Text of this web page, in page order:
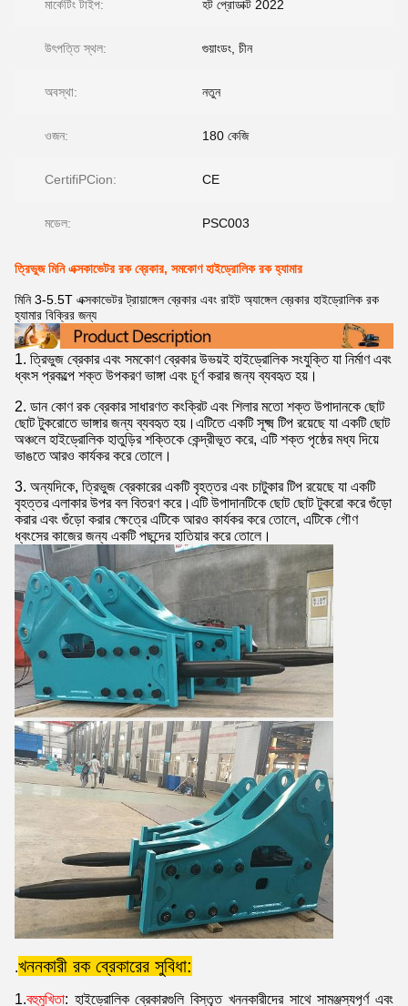
মার্কেটিং টাইপ: হট প্রোডাক্ট 2022
উৎপত্তি স্থল: গুয়াংডং, চীন
অবস্থা: নতুন
ওজন: 180 কেজি
CertifiPCion: CE
মডেল: PSC003
ত্রিভুজ মিনি এক্সকাভেটর রক ব্রেকার, সমকোণ হাইড্রোলিক রক হ্যামার
মিনি 3-5.5T এক্সকাভেটর ট্রায়াঙ্গেল ব্রেকার এবং রাইট অ্যাঙ্গেল ব্রেকার হাইড্রোলিক রক
হ্যামার বিক্রির জন্য
1. ত্রিভুজ ব্রেকার এবং সমকোণ ব্রেকার উভয়ই হাইড্রোলিক সংযুক্তি যা নির্মাণ এবং
ধ্বংস প্রকল্পে শক্ত উপকরণ ভাঙ্গা এবং চূর্ণ করার জন্য ব্যবহৃত হয়।
2. ডান কোণ রক ব্রেকার সাধারণত কংক্রিট এবং শিলার মতো শক্ত উপাদানকে ছোট
ছোট টুকরোতে ভাঙ্গার জন্য ব্যবহৃত হয়।এটিতে একটি সূক্ষ্ম টিপ রয়েছে যা একটি ছোট
অঞ্চলে হাইড্রোলিক হাতুড়ির শক্তিকে কেন্দ্রীভূত করে, এটি শক্ত পৃষ্ঠের মধ্য দিয়ে
ভাঙতে আরও কার্যকর করে তোলে।
3. অন্যদিকে, ত্রিভুজ ব্রেকারের একটি বৃহত্তর এবং চাটুকার টিপ রয়েছে যা একটি
বৃহত্তর এলাকার উপর বল বিতরণ করে।এটি উপাদানটিকে ছোট ছোট টুকরো করে গুঁড়ো
করার এবং গুঁড়ো করার ক্ষেত্রে এটিকে আরও কার্যকর করে তোলে, এটিকে গৌণ
ধ্বংসের কাজের জন্য একটি পছন্দের হাতিয়ার করে তোলে।
.খননকারী রক ব্রেকারের সুবিধা:
1.বহুমুখিতা: হাইড্রোলিক ব্রেকারগুলি বিস্তৃত খননকারীদের সাথে সামঞ্জস্যপূর্ণ এবং